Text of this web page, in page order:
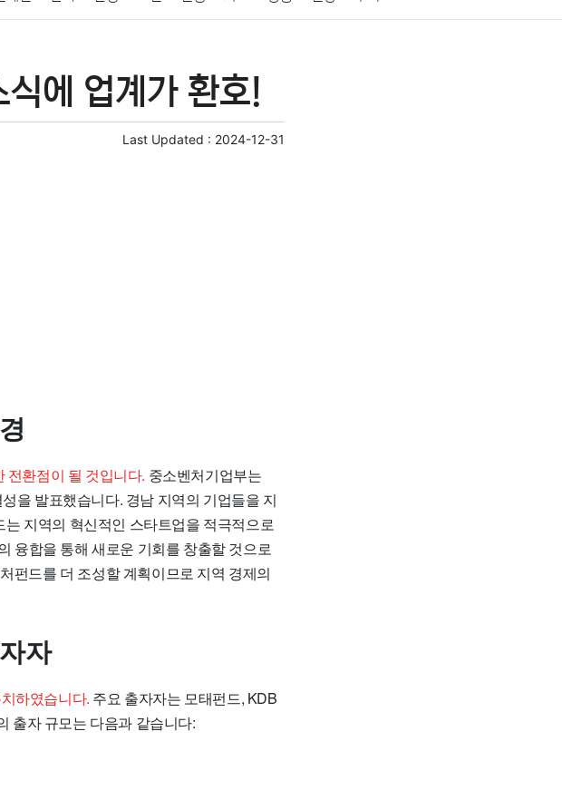
팅 부동산 외국어 교육 교통 생활
에 업계가 환호!
Last Updated : 2024-12-31
전환점이 될 것입니다. 중소벤처기업부는
을 발표했습니다. 경남 지역의 기업들을 지
지역의 혁신적인 스타트업을 적극적으로
융합을 통해 새로운 기회를 창출할 것으로
펀드를 더 조성할 계획이므로 지역 경제의
자
하였습니다. 주요 출자자는 모태펀드, KDB
출자 규모는 다음과 같습니다: